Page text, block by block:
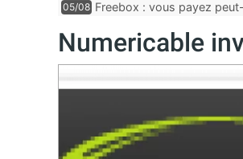
05/08 Freebox : vous payez
Numericable